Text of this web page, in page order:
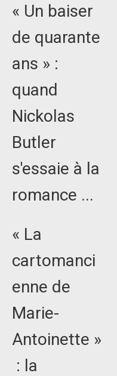
« Un baiser
de quarante
ans » :
quand
Nickolas
Butler
s'essaie à la
romance ...
« La
cartomanci
enne de
Marie-
Antoinette »
: la